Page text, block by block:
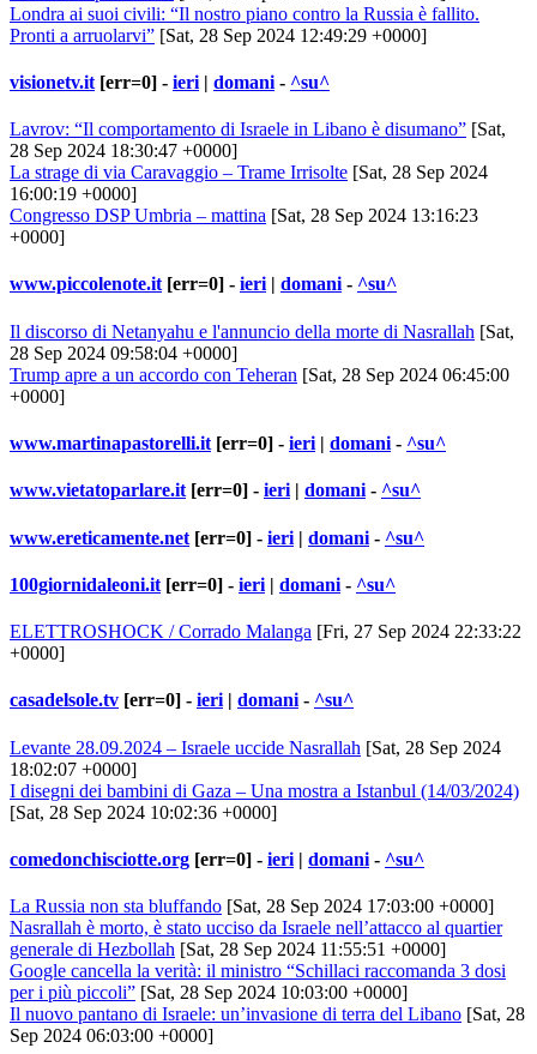
Londra ai suoi civili: “Il nostro piano contro la Russia è fallito.
Pronti a arruolarvi” [Sat, 28 Sep 2024 12:49:29 +0000]
visionetv.it [err=0] - ieri | domani - ^su^
Lavrov: “Il comportamento di Israele in Libano è disumano” [Sat,
28 Sep 2024 18:30:47 +0000]
La strage di via Caravaggio – Trame Irrisolte [Sat, 28 Sep 2024
16:00:19 +0000]
Congresso DSP Umbria – mattina [Sat, 28 Sep 2024 13:16:23
+0000]
www.piccolenote.it[err=0] - ieri| domani- ^su^
Il discorso di Netanyahu e l'annuncio della morte di Nasrallah [Sat,
28 Sep 2024 09:58:04 +0000]
Trump apre a un accordo con Teheran [Sat, 28 Sep 2024 06:45:00
+0000]
www.martinapastorelli.it [err=0] - ieri | domani - ^su^
www.vietatoparlare.it [err=0] - ieri | domani - ^su^
www.ereticamente.net [err=0] - ieri | domani - ^su^
100giornidaleoni.it [err=0] - ieri | domani - ^su^
ELETTROSHOCK / Corrado Malanga [Fri, 27 Sep 2024 22:33:22
+0000]
casadelsole.tv [err=0] - ieri | domani - ^su^
Levante 28.09.2024 – Israele uccide Nasrallah [Sat, 28 Sep 2024
18:02:07 +0000]
I disegni dei bambini di Gaza – Una mostra a Istanbul (14/03/2024)
[Sat, 28 Sep 2024 10:02:36 +0000]
comedonchisciotte.org [err=0] - ieri | domani - ^su^
La Russia non sta bluffando [Sat, 28 Sep 2024 17:03:00 +0000]
Nasrallah è morto, è stato ucciso da Israele nell’attacco al quartier
generale di Hezbollah [Sat, 28 Sep 2024 11:55:51 +0000]
Google cancella la verità: il ministro “Schillaci raccomanda 3 dosi
per i più piccoli” [Sat, 28 Sep 2024 10:03:00 +0000]
Il nuovo pantano di Israele: un’invasione di terra del Libano [Sat, 28
Sep 2024 06:03:00 +0000]